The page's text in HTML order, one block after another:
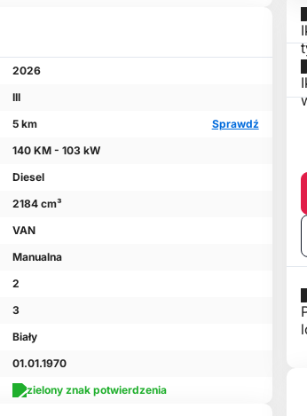
2026
III
5 km
Sprawdź
140 KM - 103 kW
Diesel
2184 cm³
VAN
Manualna
2
3
Biały
01.01.1970